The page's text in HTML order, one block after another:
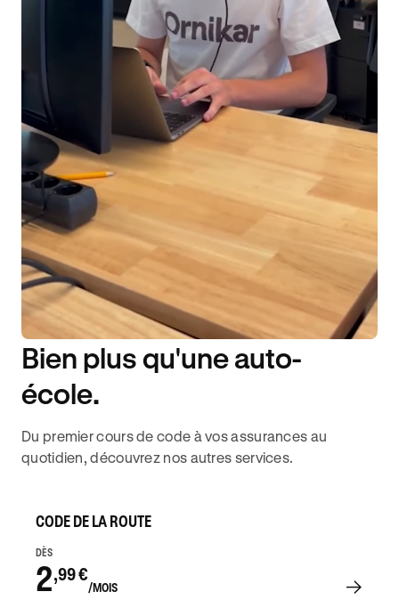
DISPONIBILITÉ 6J/7
Bien plus qu'une auto-
école.
Du premier cours de code à vos assurances au
quotidien, découvrez nos autres services.
CODE DE LA ROUTE
DÈS
2,99 €
/MOIS